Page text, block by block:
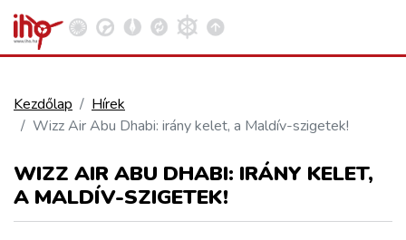
VASÚT
KÖZÚT
Kosár megtekintése
Kezdőlap
Hírek
Wizz Air Abu Dhabi: irány kelet, a Maldív-szigetek!
WIZZ AIR ABU DHABI: IRÁNY KELET,
A MALDÍV-SZIGETEK!